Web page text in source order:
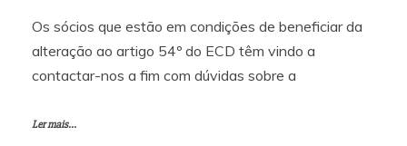
Os sócios que estão em condições de beneficiar da
alteração ao artigo 54º do ECD têm vindo a
contactar-nos a fim com dúvidas sobre a
Ler mais...